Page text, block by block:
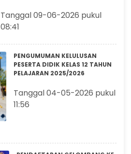
Tanggal 09-06-2026 pukul
08:41
PENGUMUMAN KELULUSAN
PESERTA DIDIK KELAS 12 TAHUN
PELAJARAN 2025/2026
Tanggal 04-05-2026 pukul
11:56